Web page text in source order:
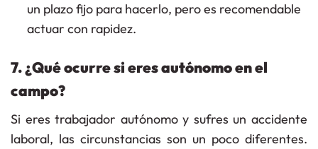
un plazo fijo para hacerlo, pero es recomendable
actuar con rapidez.
7. ¿Qué ocurre si eres autónomo en el
campo?
Si eres trabajador autónomo y sufres un accidente
laboral, las circunstancias son un poco diferentes.